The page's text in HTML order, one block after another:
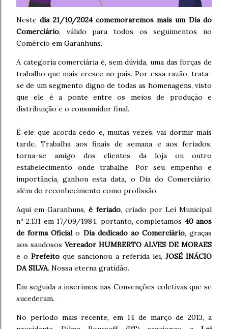
Nestedia 21/10/2024 comemoraremos mais um Dia do
Comerciário, válido para todos os seguimentos no
Comércio em Garanhuns.
A categoria comerciária é, sem dúvida, uma das forças de
trabalho que mais cresce no país. Por essa razão, trata-
se de um segmento digno de todas as homenagens, visto
que ele é a ponte entre os meios de produção e
distribuição e o consumidor final.
É ele que acorda cedo e, muitas vezes, vai dormir mais
tarde. Trabalha aos finais de semana e aos feriados,
torna-se amigo dos clientes da loja ou outro
estabelecimento onde trabalhe. Por seu empenho e
importância, ganhou esta data, o Dia do Comerciário,
além do reconhecimento como profissão.
Aqui em Garanhuns,é feriado, criado por Lei Municipal
nº 2.131 em 17/09/1984, portanto, completamos 40 anos
de forma Oficial o Dia dedicado ao Comerciário, graças
aos saudosos Vereador HUMBERTO ALVES DE MORAES
e oPrefeito que sancionou a referida lei, JOSÉ INÁCIO
DA SILVA. Nossa eterna gratidão.
Em seguida a inserimos nas Convenções coletivas que se
sucederam.
No período mais recente, em 14 de março de 2013, a